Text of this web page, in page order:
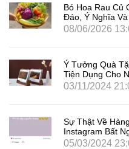
Bó Hoa Rau Củ
Đáo, Ý Nghĩa
08/06/2026
Ý Tưởng Quà
Tiện Dụng Cho
03/11/2024
Sự Thật Về
Instagram Bất
Đăng Xuất
05/03/2024